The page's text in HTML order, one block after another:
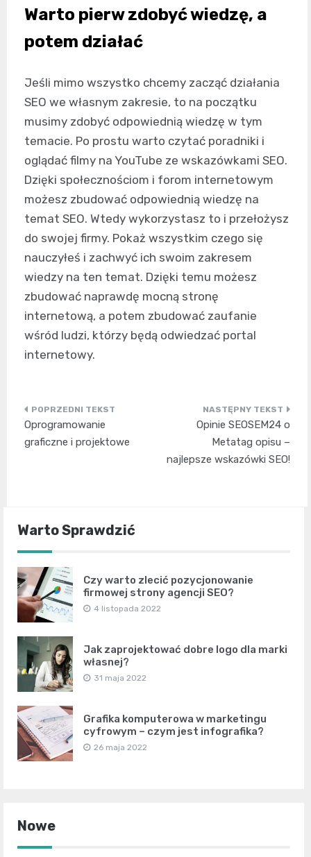
Warto pierw zdobyć wiedzę, a
potem działać
Jeśli mimo wszystko chcemy zacząć działania
SEO we własnym zakresie, to na początku
musimy zdobyć odpowiednią wiedzę w tym
temacie. Po prostu warto czytać poradniki i
oglądać filmy na YouTube ze wskazówkami SEO.
Dzięki społecznościom i forom internetowym
możesz zbudować odpowiednią wiedzę na
temat SEO. Wtedy wykorzystasz to i przełożysz
do swojej firmy. Pokaż wszystkim czego się
nauczyłeś i zachwyć ich swoim zakresem
wiedzy na ten temat. Dzięki temu możesz
zbudować naprawdę mocną stronę
internetową, a potem zbudować zaufanie
wśród ludzi, którzy będą odwiedzać portal
internetowy.
Nawigacja
wpisu
Oprogramowanie
graficzne i projektowe
Opinie SEOSEM24 o
Metatag opisu –
najlepsze wskazówki SEO!
Warto Sprawdzić
Czy warto zlecić pozycjonowanie
firmowej strony agencji SEO?
4 listopada 2022
Jak zaprojektować dobre logo dla marki
własnej?
31 maja 2022
Grafika komputerowa w marketingu
cyfrowym – czym jest infografika?
26 maja 2022
Nowe